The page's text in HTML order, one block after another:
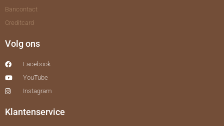
Bancontact
Creditcard
Volg ons
Facebook
YouTube
Instagram
Klantenservice